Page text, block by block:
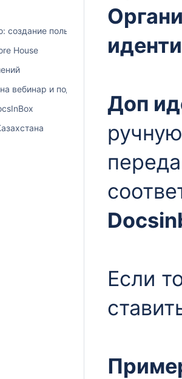
создание пользователя и настройка
House
вебинар и подписаться на рассылку
Доп
Если